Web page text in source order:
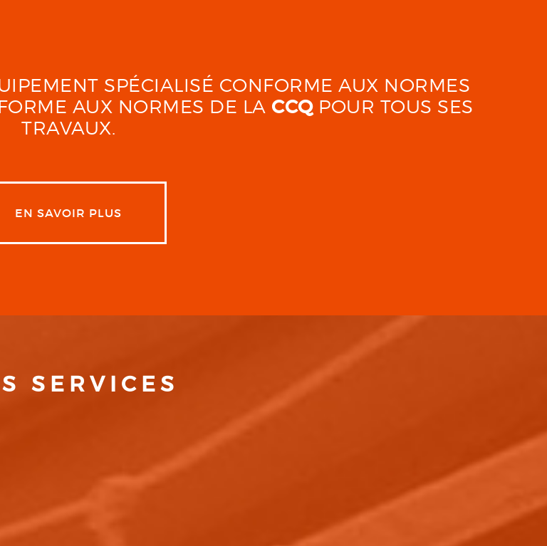
SPÉCIALISÉ CONFORME AUX NORMES
AUX NORMES DE LA CCQPOUR TOUS SES
TRAVAUX.
EN SAVOIR PLUS
SERVICES